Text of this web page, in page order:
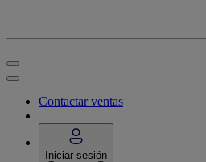
Contactar ventas
Iniciar sesión